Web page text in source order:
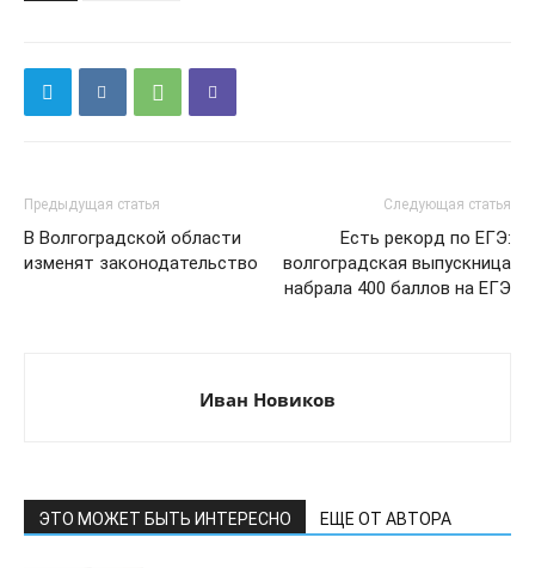
Предыдущая статья
В Волгоградской области
изменят законодательство
Следующая статья
Есть рекорд по ЕГЭ:
волгоградская выпускница
набрала 400 баллов на ЕГЭ
Иван Новиков
ЭТО МОЖЕТ БЫТЬ ИНТЕРЕСНО ЕЩЕ ОТ АВТОРА